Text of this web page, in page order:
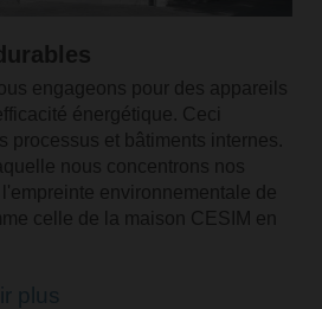
engageons pour des appareils
énergétique. Ceci
processus et bâtiments internes.
nous concentrons nos
environnementale de
celle de la maison CESIM en